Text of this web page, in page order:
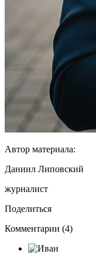
Автор материала:
Даниил Липовский
журналист
Поделиться
Комментарии (4)